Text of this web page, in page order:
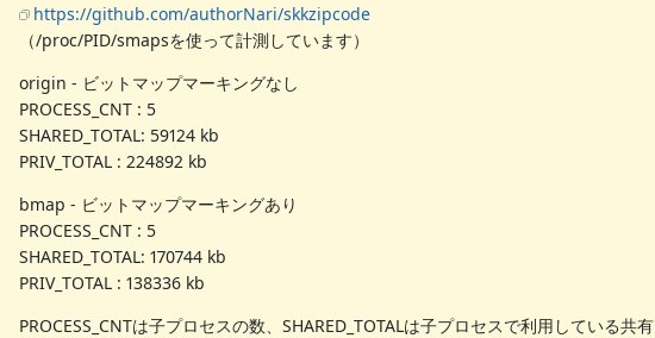
https://github.com/authorNari/skkzipcode
（/proc/PID/smapsを使って計測しています）
origin - ビットマップマーキングなし
PROCESS_CNT : 5
SHARED_TOTAL: 59124 kb
PRIV_TOTAL : 224892 kb
bmap - ビットマップマーキングあり
PROCESS_CNT : 5
SHARED_TOTAL: 170744 kb
PRIV_TOTAL : 138336 kb
PROCESS_CNTは子プロセスの数、SHARED_TOTALは子プロセスで利用している共有